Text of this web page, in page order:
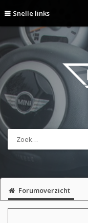
Snelle links
Forumoverzicht